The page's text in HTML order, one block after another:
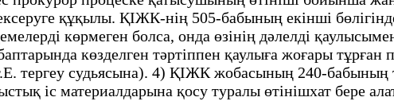
құқылы. ҚІЖК-нің 505-бабының екінші
көрмеген болса, онда өзінің дәлелді
көзделген тәртіппен қаулыға жоғары
тергеу судьясына). 4) ҚІЖК жобасының 240-
іс материалдарына қосу туралы өтінішхат бере